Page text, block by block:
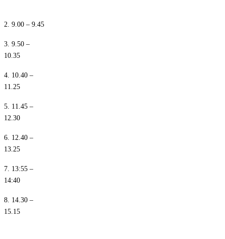
2. 9.00 – 9.45
3. 9.50 –
10.35
4. 10.40 –
11.25
5. 11.45 –
12.30
6. 12.40 –
13.25
7. 13:55 –
14:40
8. 14.30 –
15.15